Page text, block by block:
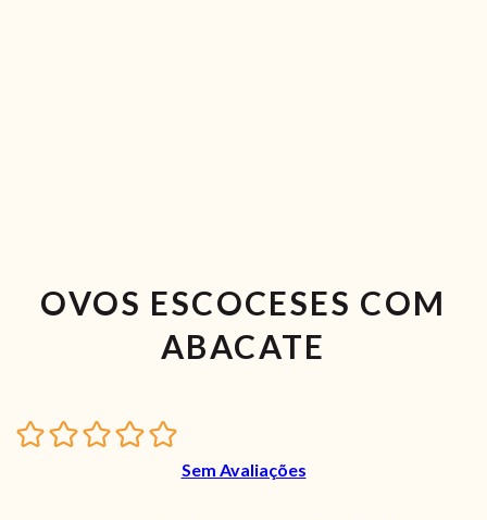
OVOS ESCOCESES COM
ABACATE
Sem Avaliações